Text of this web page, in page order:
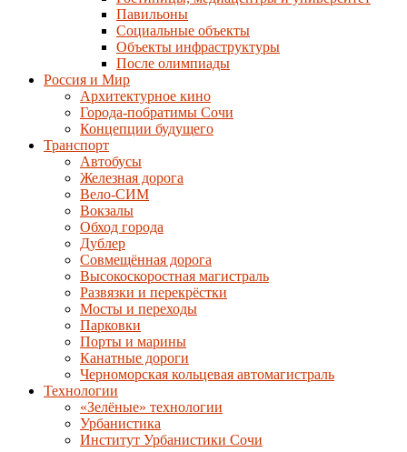
Павильоны
Социальные объекты
Объекты инфраструктуры
После олимпиады
Россия и Мир
Архитектурное кино
Города-побратимы Сочи
Концепции будущего
Транспорт
Автобусы
Железная дорога
Вело-СИМ
Вокзалы
Обход города
Дублер
Совмещённая дорога
Высокоскоростная магистраль
Развязки и перекрёстки
Мосты и переходы
Парковки
Порты и марины
Канатные дороги
Черноморская кольцевая автомагистраль
Технологии
«Зелёные» технологии
Урбанистика
Институт Урбанистики Сочи